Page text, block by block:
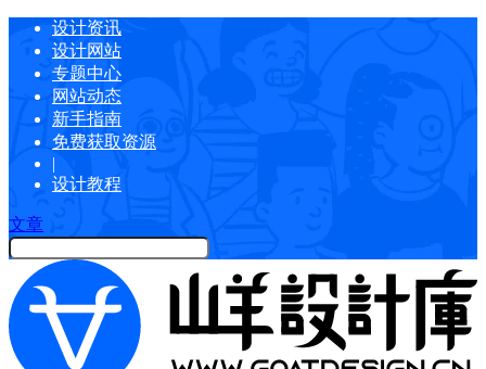
设计资讯
设计网站
专题中心
网站动态
新手指南
免费获取资源
|
设计教程
文章